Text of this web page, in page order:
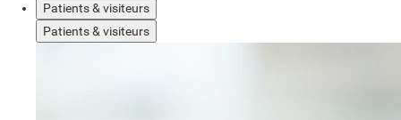
Patients & visiteurs
Patients & visiteurs